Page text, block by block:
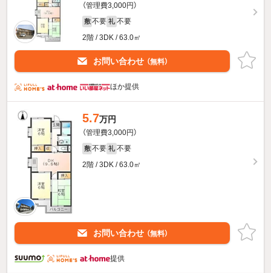
（管理費3,000円）
敷 不要 礼 不要
2階 / 3DK / 63.0㎡
お問い合わせ （無料）
ほか提供
5.7万円
（管理費3,000円）
敷 不要 礼 不要
2階 / 3DK / 63.0㎡
お問い合わせ （無料）
提供